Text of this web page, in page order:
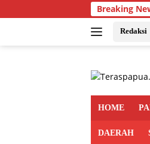
ke
Breaking
Redaksi
HOME
DAERAH